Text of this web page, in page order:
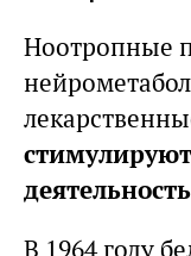
Ноотропные
В 1964 году